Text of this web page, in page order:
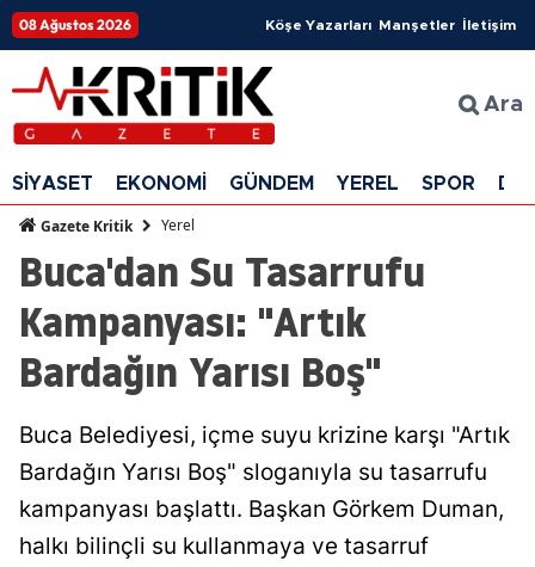
08 Ağustos 2026 Köşe Yazarları Manşetler İletişim
Ara
SİYASET EKONOMİ GÜNDEM YEREL SPOR
Gazete Kritik Yerel
Buca'dan Su Tasarrufu
Kampanyası: "Artık
Bardağın Yarısı Boş"
Buca Belediyesi, içme suyu krizine karşı "Artık
Bardağın Yarısı Boş" sloganıyla su tasarrufu
kampanyası başlattı. Başkan Görkem Duman,
halkı bilinçli su kullanmaya ve tasarruf